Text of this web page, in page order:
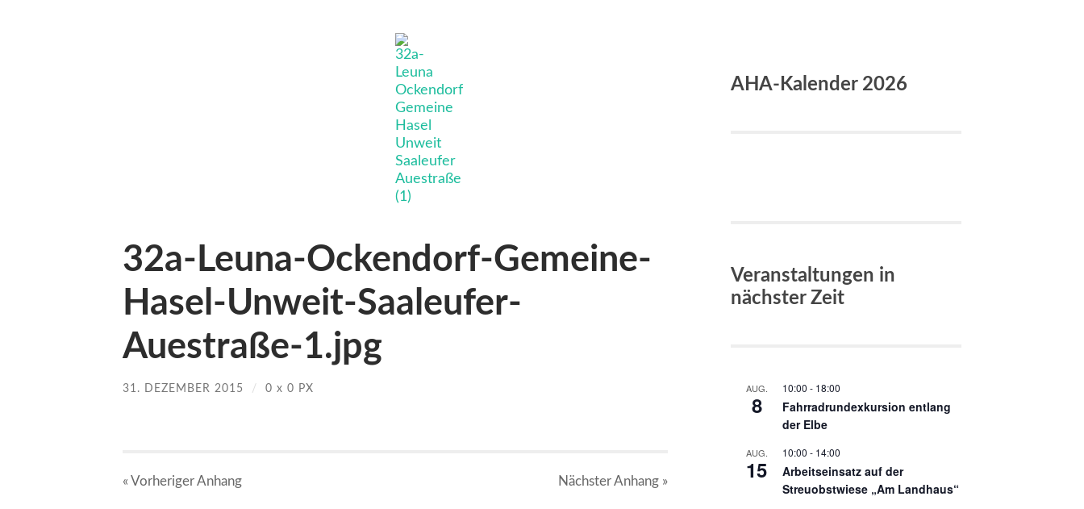
32a-Leuna-Ockendorf-Gemeine-
Hasel-Unweit-Saaleufer-
Auestraße-1.jpg
31. DEZEMBER 2015 / 0 x 0 PX
« VorherigerAnhang NächsterAnhang »
AHA-Kalender 2026
Veranstaltungen in
nächster Zeit
AUG.
8
10:00 - 18:00
Fahrradrundexkursion entlang
der Elbe
AUG.
15
10:00 - 14:00
Arbeitseinsatz auf der
Streuobstwiese „Am Landhaus“